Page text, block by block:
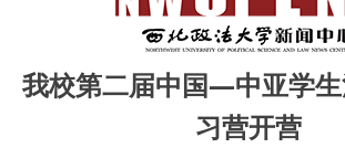
我校第二届中国—中亚学
习营开营